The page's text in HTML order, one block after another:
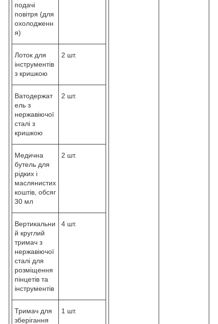
подачі
повітря (для
охолодженн
я)
Лоток для
інструментів
з кришкою
2 шт.
Ватодержат
ель з
нержавіючої
сталі з
кришкою
2 шт.
Медична
бутель для
рідких і
маслянистих
коштів, обсяг
30 мл
2 шт.
Вертикальни
й круглий
тримач з
нержавіючої
сталі для
розміщення
пінцетів та
інструментів
4 шт.
Тримач для
зберігання
1 шт.